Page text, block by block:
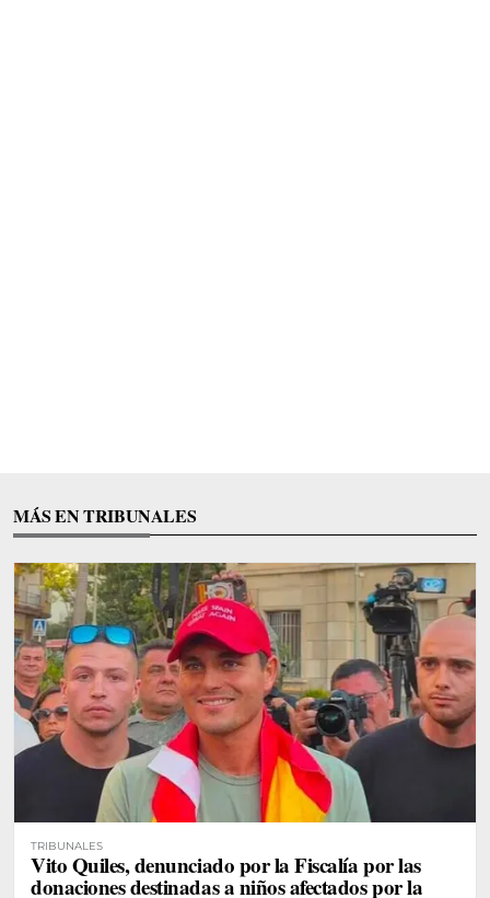
MÁS EN TRIBUNALES
TRIBUNALES
Vito Quiles, denunciado por la Fiscalía por las
donaciones destinadas a niños afectados por la